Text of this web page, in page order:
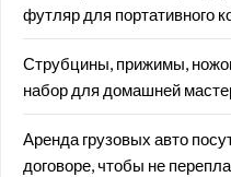
футляр для портативного
Струбцины, прижимы,
набор для домашней
Аренда грузовых авто
договоре, чтобы не